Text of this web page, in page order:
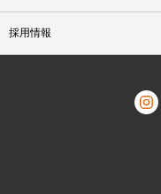
採用情報